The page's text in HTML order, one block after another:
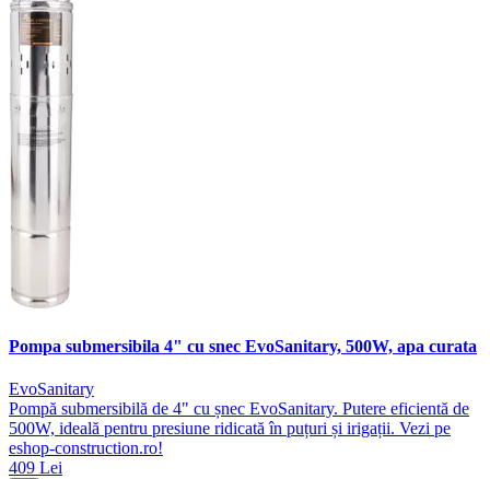
Pompa submersibila 4" cu snec EvoSanitary, 500W, apa curata
EvoSanitary
Pompă submersibilă de 4" cu șnec EvoSanitary. Putere eficientă de
500W, ideală pentru presiune ridicată în puțuri și irigații. Vezi pe
eshop-construction.ro!
409 Lei